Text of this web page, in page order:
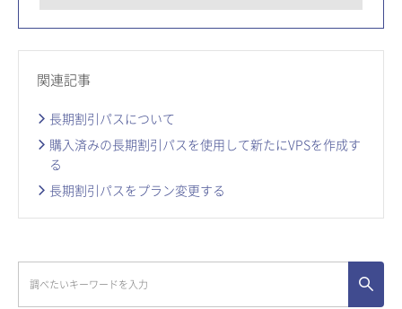
関連記事
長期割引パスについて
購入済みの長期割引パスを使用して新たにVPSを作成す
る
長期割引パスをプラン変更する